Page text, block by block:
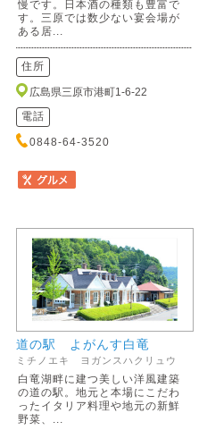
慢です。日本酒の種類も豊富で
す。三原では数少ない宴会場が
ある居...
住所
広島県三原市港町1-6-22
電話
0848-64-3520
道の駅 よがんす白竜
ミチノエキ ヨガンスハクリュウ
白竜湖畔に建つ美しい洋風建築
の道の駅。地元と本場にこだわ
ったイタリア料理や地元の新鮮
野菜、...